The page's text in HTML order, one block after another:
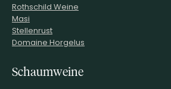
Rothschild Weine
Masi
Stellenrust
Domaine Horgelus
Schaumweine